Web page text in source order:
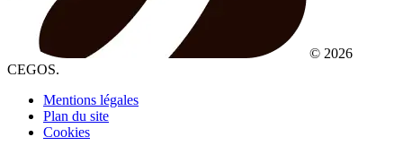
© 2026
CEGOS.
Mentions légales
Plan du site
Cookies